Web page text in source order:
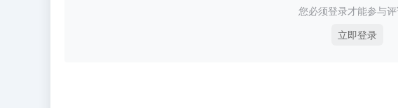
您必须登录才能参与评
立即登录